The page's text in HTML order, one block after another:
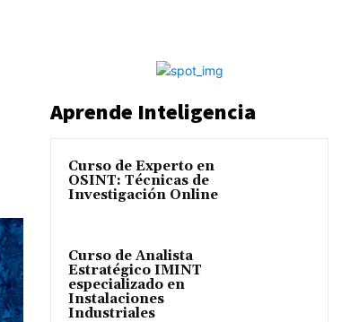
Aprende Inteligencia
Curso de Experto en
OSINT: Técnicas de
Investigación Online
Curso de Analista
Estratégico IMINT
especializado en
Instalaciones
Industriales